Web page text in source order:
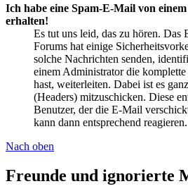
Ich habe eine Spam-E-Mail von
erhalten!
Es tut uns leid, das zu hören. Das
Forums hat einige
solche Nachrichten senden,
einem Administrator die
hast, weiterleiten. Dabei ist es
(Headers) mitzuschicken. Diese
Benutzer, der die E-Mail
kann dann entsprechend reagieren.
Nach oben
Freunde und ignorierte